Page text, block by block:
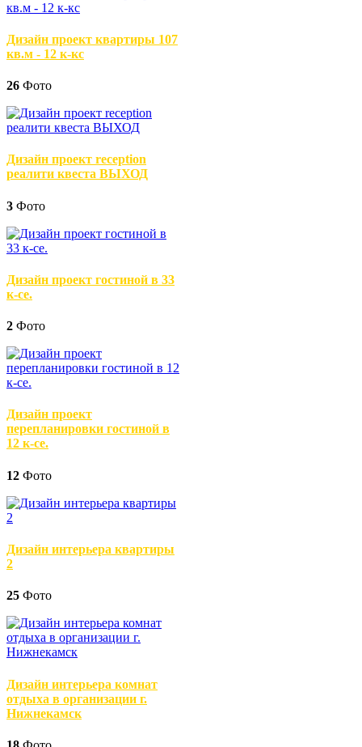
Дизайн проект квартиры 107
кв.м - 12 к-кс
26 Фото
Дизайн проект reception
реалити квеста ВЫХОД
3 Фото
Дизайн проект гостиной в 33
к-се.
2 Фото
Дизайн проект
перепланировки гостиной в
12 к-се.
12 Фото
Дизайн интерьера квартиры
2
25 Фото
Дизайн интерьера комнат
отдыха в организации г.
Нижнекамск